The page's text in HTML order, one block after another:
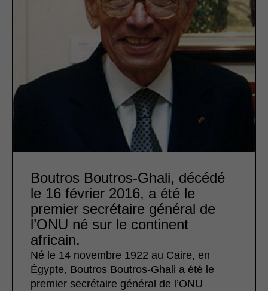
Boutros Boutros-Ghali, décédé
le 16 février 2016, a été le
premier secrétaire général de
l’ONU né sur le continent
africain.
Né le 14 novembre 1922 au Caire, en
Égypte, Boutros Boutros-Ghali a été le
premier secrétaire général de l’ONU